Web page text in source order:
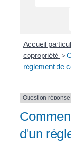
Accueil
copropriété >
règlement de
Question-réponse
d'un